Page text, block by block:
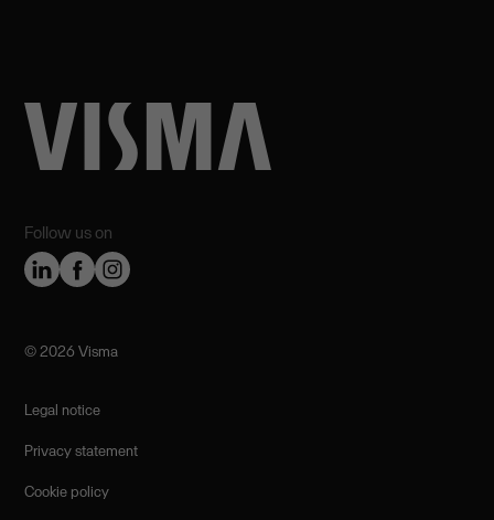
Follow us on
©️ 2026 Visma
Legal notice
Privacy statement
Cookie policy